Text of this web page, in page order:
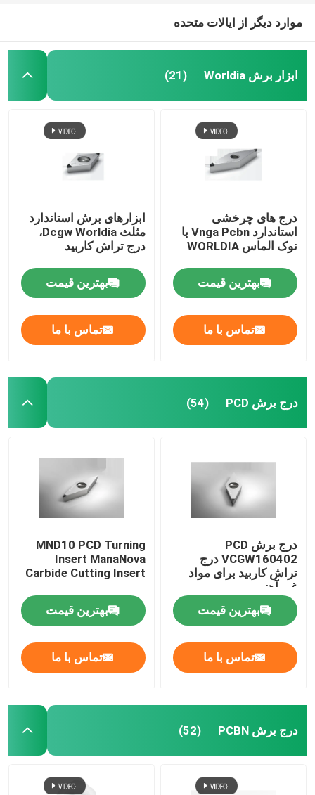
محصولات
موارد دیگر از ایالات متحده
ابزار برش Worldia (21)
درج های چرخشی
استاندارد Vnga Pcbn با
نوک الماس WORLDIA
بهترین قیمت
تماس با ما
ابزارهای برش استاندارد
مثلث Dcgw Worldia،
درج تراش کاربید
بهترین قیمت
تماس با ما
درج برش PCD (54)
درج برش PCD
VCGW160402 درج
تراش کاربید برای مواد
غیر آهنی
بهترین قیمت
تماس با ما
MND10 PCD Turning
Insert ManaNova
Carbide Cutting Insert
بهترین قیمت
تماس با ما
درج برش PCBN (52)